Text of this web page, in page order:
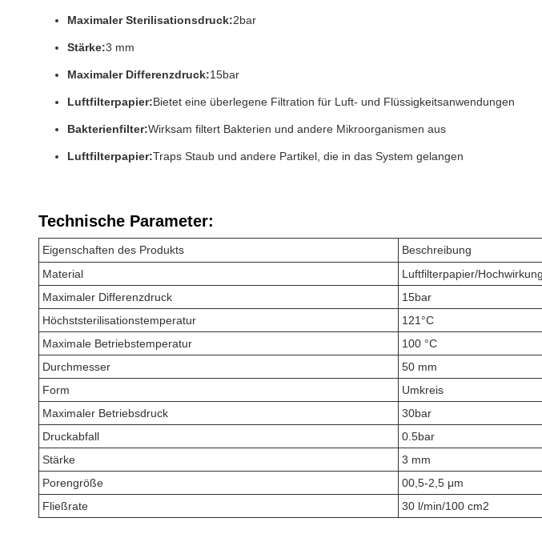
Maximaler Sterilisationsdruck:2bar
Stärke:3 mm
Maximaler Differenzdruck:15bar
Luftfilterpapier:Bietet eine überlegene Filtration für Luft- und Flüssigkeitsanwendungen
Bakterienfilter:Wirksam filtert Bakterien und andere Mikroorganismen aus
Luftfilterpapier:Traps Staub und andere Partikel, die in das System gelangen
Technische Parameter:
Eigenschaften des Produkts
Beschreibung
Material
Luftfilterpapier/
Maximaler Differenzdruck
15bar
Höchststerilisationstemperatur
121°C
Maximale Betriebstemperatur
100 °C
Durchmesser
50 mm
Form
Umkreis
Maximaler Betriebsdruck
30bar
Druckabfall
0.5bar
Stärke
3 mm
Porengröße
00,5-2,5 μm
Fließrate
30 l/min/100 cm2